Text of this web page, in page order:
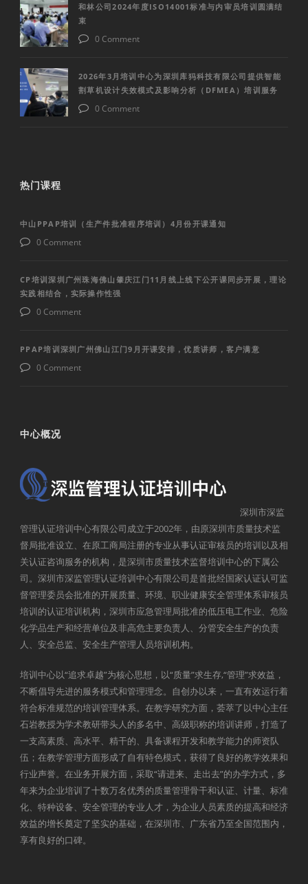
和林公司2024年度ISO14001标准与内审员培训圆满结
束
0 Comment
2026年3月培训中心为深圳库犸科技有限公司提供智能
割草机设计失效模式及影响分析（DFMEA）培训服务
0 Comment
热门课程
中山PPAP培训（生产件批准程序培训）4月份开课通知
0 Comment
CP培训深圳广州珠海佛山肇庆江门11月线上线下公开课同步开展，理论
实践相结合，实际操作性强
0 Comment
PPAP培训深圳广州佛山江门9月开课安排，优质讲师，客户满意
0 Comment
中心概况
深圳市深监
管理认证培训中心有限公司成立于2002年，由原深圳市质量技术监
督局批准设立、在原工商局注册的专业从事认证审核员的培训以及相
关认证咨询服务的机构，是深圳市质量技术监督培训中心的下属公
司。深圳市深监管理认证培训中心有限公司是首批经国家认证认可监
督管理委员会批准的开展质量、环境、职业健康安全管理体系审核员
培训的认证培训机构，深圳市应急管理局批准的低压电工作业、危险
化学品生产和经营单位及非高危主要负责人、分管安全生产的负责
人、安全总监、安全生产管理人员培训机构。
培训中心以“追求卓越”为核心思想，以“质量”求生存,“管理”求效益，
不断倡导先进的服务模式和管理理念。自创办以来，一直有效运行着
符合标准规范的培训管理体系。在教学研究方面，荟萃了以中心主任
石岩教授为学术教研带头人的多名中、高级职称的培训讲师，打造了
一支高素质、高水平、精干的、具备课程开发和教学能力的师资队
伍；在教学管理方面形成了自有特色模式，获得了良好的教学效果和
行业声誉。在业务开展方面，采取“请进来、走出去”的办学方式，多
年来为企业培训了十数万名优秀的质量管理骨干和认证、计量、标准
化、特种设备、安全管理的专业人才，为企业人员素质的提高和经济
效益的增长奠定了坚实的基础，在深圳市、广东省乃至全国范围内，
享有良好的口碑。